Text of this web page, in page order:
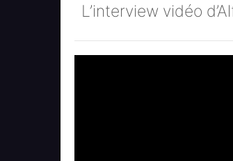
L’interview vidéo